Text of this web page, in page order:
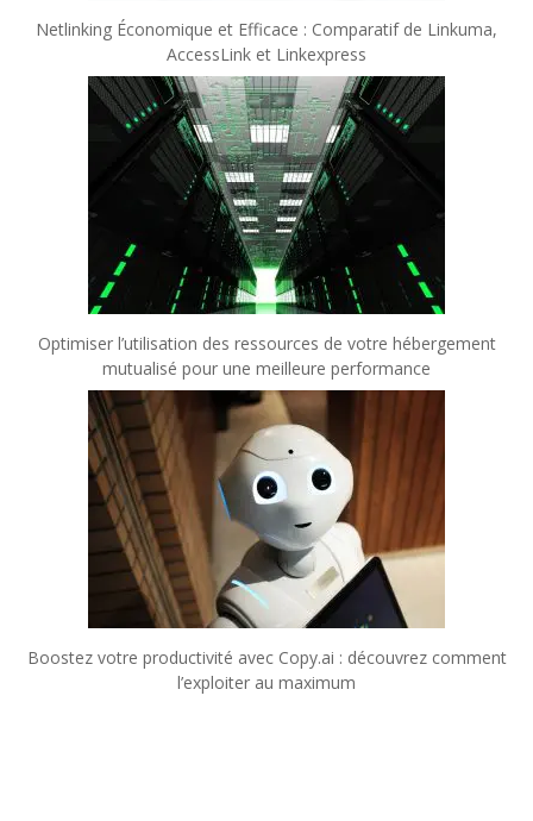
Netlinking Économique et Efficace : Comparatif de Linkuma,
AccessLink et Linkexpress
Optimiser l’utilisation des ressources de votre hébergement
mutualisé pour une meilleure performance
Boostez votre productivité avec Copy.ai : découvrez comment
l’exploiter au maximum